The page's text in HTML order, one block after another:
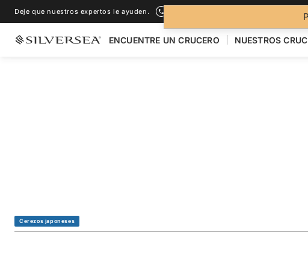
Deje que nuestros expertos le ayuden.
ENCUENTRE UN CRUCERO NUESTROS
Cerezos japoneses